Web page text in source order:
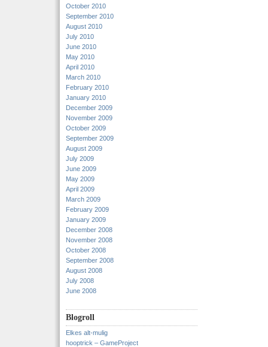
October 2010
September 2010
August 2010
July 2010
June 2010
May 2010
April 2010
March 2010
February 2010
January 2010
December 2009
November 2009
October 2009
September 2009
August 2009
July 2009
June 2009
May 2009
April 2009
March 2009
February 2009
January 2009
December 2008
November 2008
October 2008
September 2008
August 2008
July 2008
June 2008
Blogroll
Elkes alt-mulig
hooptrick – GameProject